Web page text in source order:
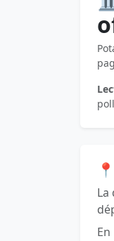
La